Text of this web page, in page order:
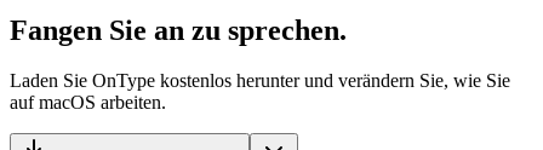
Fangen Sie an zu sprechen.
Laden Sie OnType kostenlos herunter und verändern Sie, wie Sie
auf macOS arbeiten.